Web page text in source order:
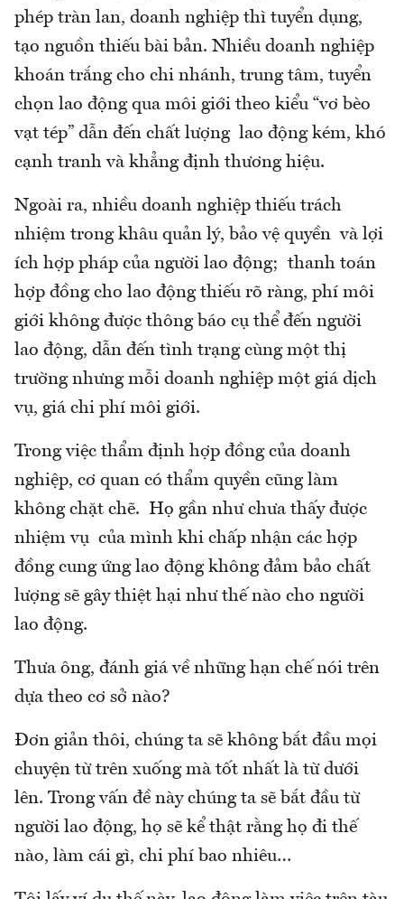
phép tràn lan, doanh nghiệp thì tuyển dụng,
tạo nguồn thiếu bài bản. Nhiều doanh nghiệp
khoán trắng cho chi nhánh, trung tâm, tuyển
chọn lao động qua môi giới theo kiểu “vơ bèo
vạt tép” dẫn đến chất lượng lao động kém, khó
cạnh tranh và khẳng định thương hiệu.
Ngoài ra, nhiều doanh nghiệp thiếu trách
nhiệm trong khâu quản lý, bảo vệ quyền và lợi
ích hợp pháp của người lao động; thanh toán
hợp đồng cho lao động thiếu rõ ràng, phí môi
giới không được thông báo cụ thể đến người
lao động, dẫn đến tình trạng cùng một thị
trường nhưng mỗi doanh nghiệp một giá dịch
vụ, giá chi phí môi giới.
Trong việc thẩm định hợp đồng của doanh
nghiệp, cơ quan có thẩm quyền cũng làm
không chặt chẽ. Họ gần như chưa thấy được
nhiệm vụ của mình khi chấp nhận các hợp
đồng cung ứng lao động không đảm bảo chất
lượng sẽ gây thiệt hại như thế nào cho người
lao động.
Thưa ông, đánh giá về những hạn chế nói trên
dựa theo cơ sở nào?
Đơn giản thôi, chúng ta sẽ không bắt đầu mọi
chuyện từ trên xuống mà tốt nhất là từ dưới
lên. Trong vấn đề này chúng ta sẽ bắt đầu từ
người lao động, họ sẽ kể thật rằng họ đi thế
nào, làm cái gì, chi phí bao nhiêu…